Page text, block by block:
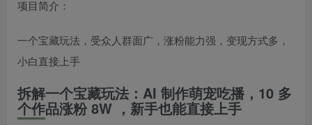
项目简介：
一个宝藏玩法，受众人群面广，涨粉能力强，变现方式多，
小白直接上手
拆解一个宝藏玩法：AI 制作萌宠吃播，10 多
个作品涨粉 8W ，新手也能直接上手